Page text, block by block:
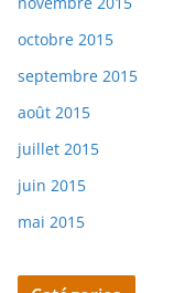
octobre 2015
septembre 2015
août 2015
juillet 2015
juin 2015
mai 2015